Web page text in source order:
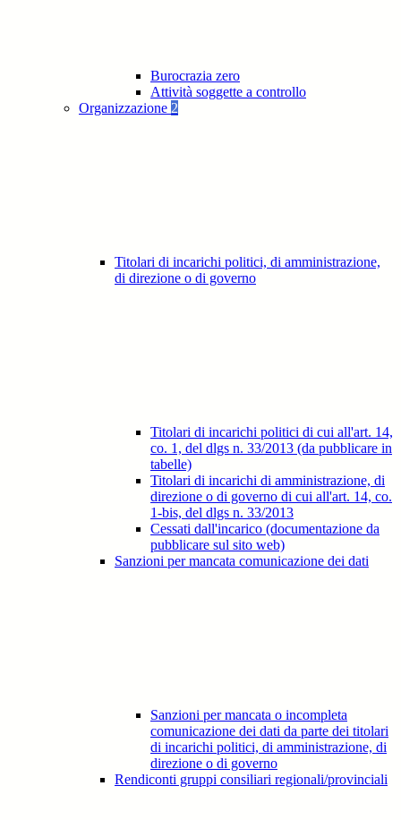
Burocrazia zero
Attività soggette a controllo
Organizzazione 2
Titolari di incarichi politici, di amministrazione,
di direzione o di governo
Titolari di incarichi politici di cui all'art. 14,
co. 1, del dlgs n. 33/2013 (da pubblicare in
tabelle)
Titolari di incarichi di amministrazione, di
direzione o di governo di cui all'art. 14, co.
1-bis, del dlgs n. 33/2013
Cessati dall'incarico (documentazione da
pubblicare sul sito web)
Sanzioni per mancata comunicazione dei dati
Sanzioni per mancata o incompleta
comunicazione dei dati da parte dei titolari
di incarichi politici, di amministrazione, di
direzione o di governo
Rendiconti gruppi consiliari regionali/provinciali